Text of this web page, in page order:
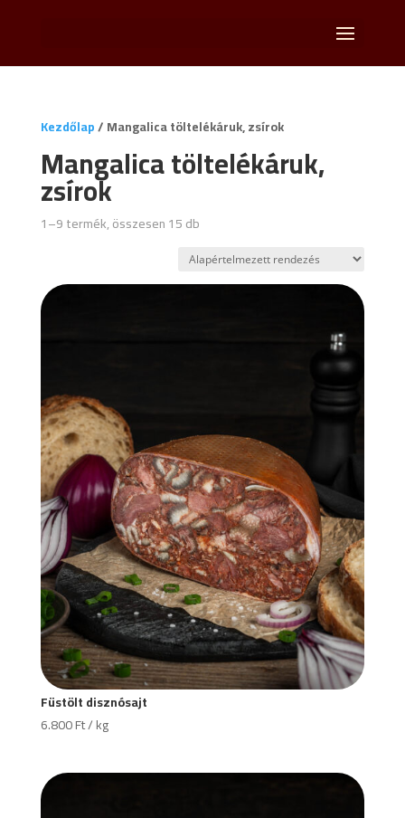
Kezdőlap/ Mangalica töltelékáruk, zsírok
Mangalica töltelékáruk,
zsírok
1–9 termék, összesen 15 db
Füstölt disznósajt
6.800Ft/ kg